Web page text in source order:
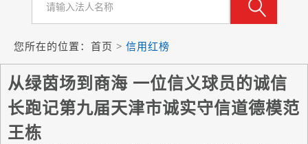
您所在的位置： 首页 > 信用红榜
从绿茵场到商海 一位信义球员的诚信
长跑记第九届天津市诚实守信道德模范
王栋